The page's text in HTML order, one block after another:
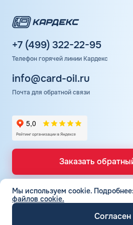
Положительные отзывы клиентов
высокий уровень сервиса Шелл.
современным оборудованием, но
количеством колонок. Поэтому на
образовываться небольшие
+7 (499) 322-22-95
Телефон горячей линии Кардекс
info@card-oil.ru
Почта для обратной связи
Заказать
ТОПЛИВНЫЕ КАРТЫ
Мы используем cookie. Подробнее:
файлов cookie.
Согласен